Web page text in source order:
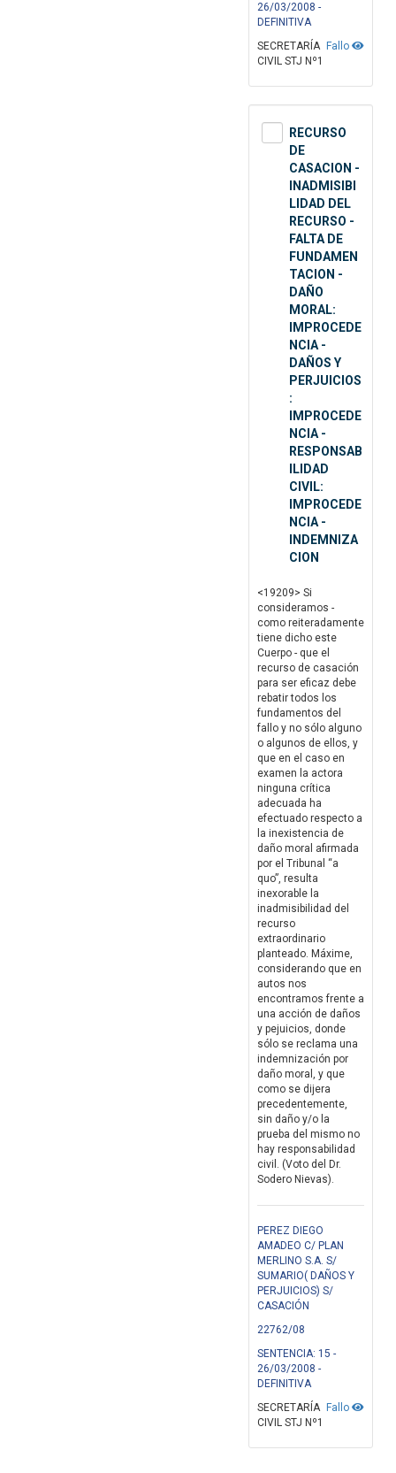
26/03/2008 -
DEFINITIVA
Fallo
SECRETARÍA
CIVIL STJ Nº1
RECURSO
DE
CASACION -
INADMISIBI
LIDAD DEL
RECURSO -
FALTA DE
FUNDAMEN
TACION -
DAÑO
MORAL:
IMPROCEDE
NCIA -
DAÑOS Y
PERJUICIOS
:
IMPROCEDE
NCIA -
RESPONSAB
ILIDAD
CIVIL:
IMPROCEDE
NCIA -
INDEMNIZA
CION
<19209> Si
consideramos -
como reiteradamente
tiene dicho este
Cuerpo - que el
recurso de casación
para ser eficaz debe
rebatir todos los
fundamentos del
fallo y no sólo alguno
o algunos de ellos, y
que en el caso en
examen la actora
ninguna crítica
adecuada ha
efectuado respecto a
la inexistencia de
daño moral afirmada
por el Tribunal “a
quo”, resulta
inexorable la
inadmisibilidad del
recurso
extraordinario
planteado. Máxime,
considerando que en
autos nos
encontramos frente a
una acción de daños
y pejuicios, donde
sólo se reclama una
indemnización por
daño moral, y que
como se dijera
precedentemente,
sin daño y/o la
prueba del mismo no
hay responsabilidad
civil. (Voto del Dr.
Sodero Nievas).
PEREZ DIEGO
AMADEO C/ PLAN
MERLINO S.A. S/
SUMARIO( DAÑOS Y
PERJUICIOS) S/
CASACIÓN
22762/08
SENTENCIA: 15 -
26/03/2008 -
DEFINITIVA
Fallo
SECRETARÍA
CIVIL STJ Nº1